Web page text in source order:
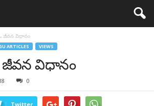
జీవన విధానం
ARTICLES VIEWS
జీవన విధానం
0
Twitter